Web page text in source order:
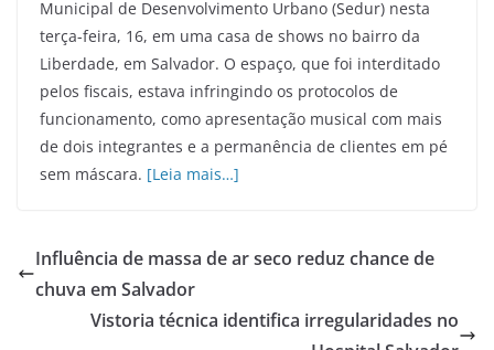
Municipal de Desenvolvimento Urbano (Sedur) nesta
terça-feira, 16, em uma casa de shows no bairro da
Liberdade, em Salvador. O espaço, que foi interditado
pelos fiscais, estava infringindo os protocolos de
funcionamento, como apresentação musical com mais
de dois integrantes e a permanência de clientes em pé
sem máscara. [Leia mais…]
Influência de massa de ar seco reduz chance de
chuva em Salvador
Vistoria técnica identifica irregularidades no